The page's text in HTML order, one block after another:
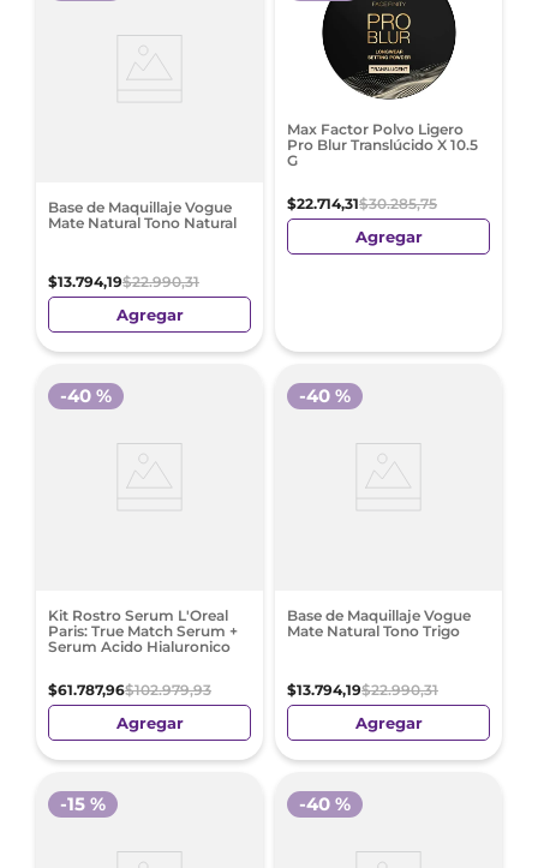
Base de Maquillaje Vogue
Mate Natural Tono Natural
$13.794,19$22.990,31
Agregar
Max Factor Polvo Ligero
Pro Blur Translúcido X 10.5
G
$22.714,31$30.285,75
Agregar
Kit Rostro Serum L'Oreal
Paris: True Match Serum +
Serum Acido Hialuronico
$61.787,96$102.979,93
-40 %
Agregar
Base de Maquillaje Vogue
Mate Natural Tono Trigo
$13.794,19$22.990,31
-40 %
Agregar
-15 % -40 %